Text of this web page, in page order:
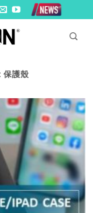
保護殼